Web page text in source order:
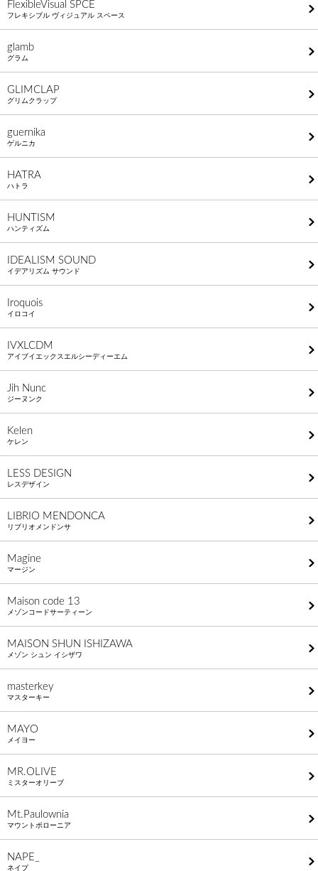
FlexibleVisual SPCE
フレキシブル ヴィジュアル スペース
glamb
グラム
GLIMCLAP
グリムクラップ
guernika
ゲルニカ
HATRA
ハトラ
HUNTISM
ハンティズム
IDEALISM SOUND
イデアリズム サウンド
Iroquois
イロコイ
IVXLCDM
アイブイエックスエルシーディーエム
Jih Nunc
ジーヌンク
Kelen
ケレン
LESS DESIGN
レスデザイン
LIBRIO MENDONCA
リブリオメンドンサ
Magine
マージン
Maison code 13
メゾンコードサーティーン
MAISON SHUN ISHIZAWA
メゾン シュン イシザワ
masterkey
マスターキー
MAYO
メイヨー
MR.OLIVE
ミスターオリーブ
Mt.Paulownia
マウントポローニア
NAPE_
ネイプ